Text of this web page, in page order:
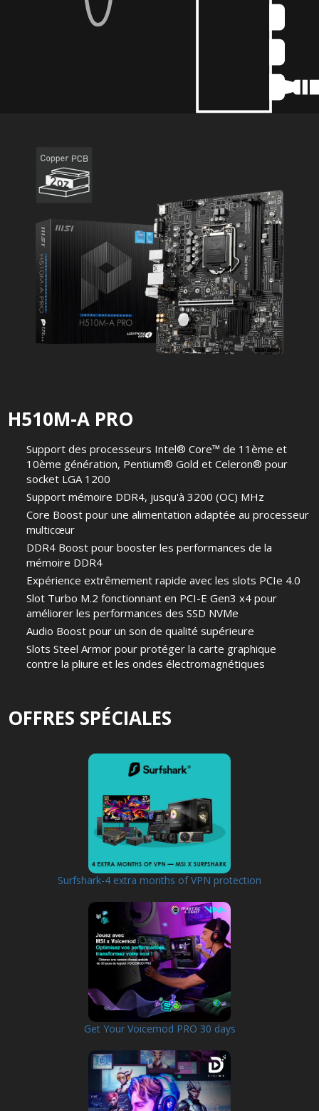
H510M-A PRO
Support des processeurs Intel® Core™ de 11ème et
10ème génération, Pentium® Gold et Celeron® pour
socket LGA 1200
Support mémoire DDR4, jusqu'à 3200 (OC) MHz
Core Boost pour une alimentation adaptée au processeur
multicœur
DDR4 Boost pour booster les performances de la
mémoire DDR4
Expérience extrêmement rapide avec les slots PCIe 4.0
Slot Turbo M.2 fonctionnant en PCI-E Gen3 x4 pour
améliorer les performances des SSD NVMe
Audio Boost pour un son de qualité supérieure
Slots Steel Armor pour protéger la carte graphique
contre la pliure et les ondes électromagnétiques
OFFRES SPÉCIALES
Surfshark-4 extra months of VPN protection
Get Your Voicemod PRO 30 days